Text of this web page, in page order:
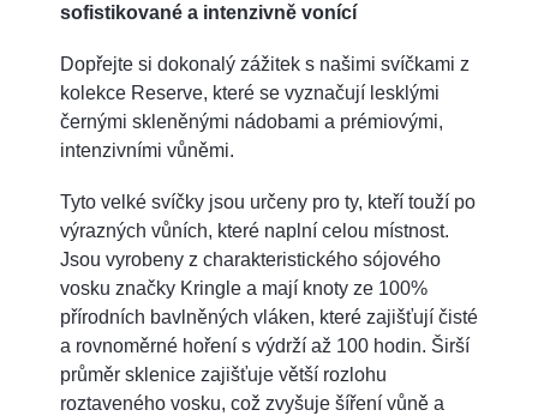
sofistikované a intenzivně vonící
Dopřejte si dokonalý zážitek s našimi svíčkami z
kolekce Reserve, které se vyznačují lesklými
černými skleněnými nádobami a prémiovými,
intenzivními vůněmi.
Tyto velké svíčky jsou určeny pro ty, kteří touží po
výrazných vůních, které naplní celou místnost.
Jsou vyrobeny z charakteristického sójového
vosku značky Kringle a mají knoty ze 100%
přírodních bavlněných vláken, které zajišťují čisté
a rovnoměrné hoření s výdrží až 100 hodin. Širší
průměr sklenice zajišťuje větší rozlohu
roztaveného vosku, což zvyšuje šíření vůně a